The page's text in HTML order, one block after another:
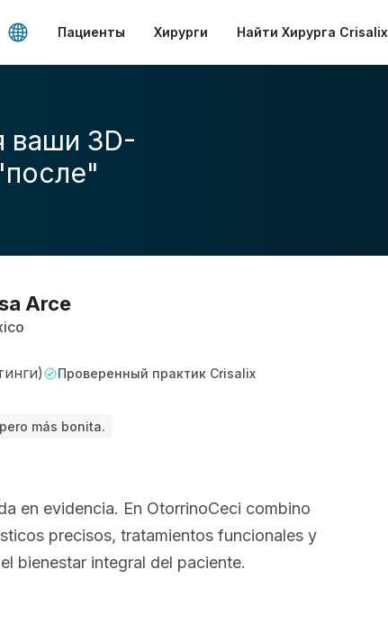
Пациенты Хирурги Найти Хирурга Crisalix
ваши 3D-
Arce
Проверенный практик Crisalix
más bonita.
en evidencia. En OtorrinoCeci combino
precisos, tratamientos funcionales y
bienestar integral del paciente.